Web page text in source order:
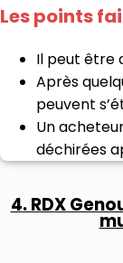
Les points
Il peut être
Après
peuvent
Un
déchirées
4. RDX